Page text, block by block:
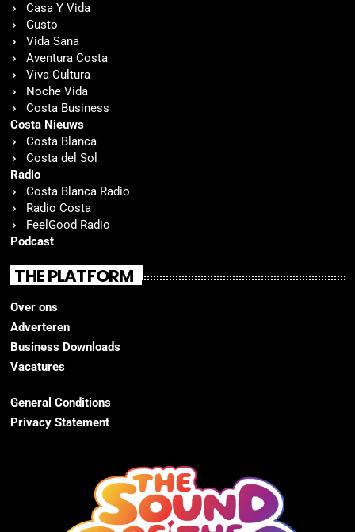
Casa Y Vida
Gusto
Vida Sana
Aventura Costa
Viva Cultura
Noche Vida
Costa Business
Costa Nieuws
Costa Blanca
Costa del Sol
Radio
Costa Blanca Radio
Radio Costa
FeelGood Radio
Podcast
THE PLATFORM
Over ons
Adverteren
Business Downloads
Vacatures
General Conditions
Privacy Statement